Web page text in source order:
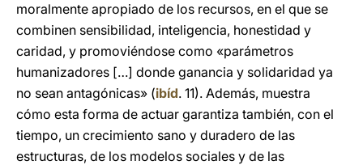
moralmente apropiado de los recursos, en el que se
combinen sensibilidad, inteligencia, honestidad y
caridad, y promoviéndose como «parámetros
humanizadores […] donde ganancia y solidaridad ya
no sean antagónicas» (ibíd. 11). Además, muestra
cómo esta forma de actuar garantiza también, con el
tiempo, un crecimiento sano y duradero de las
estructuras, de los modelos sociales y de las